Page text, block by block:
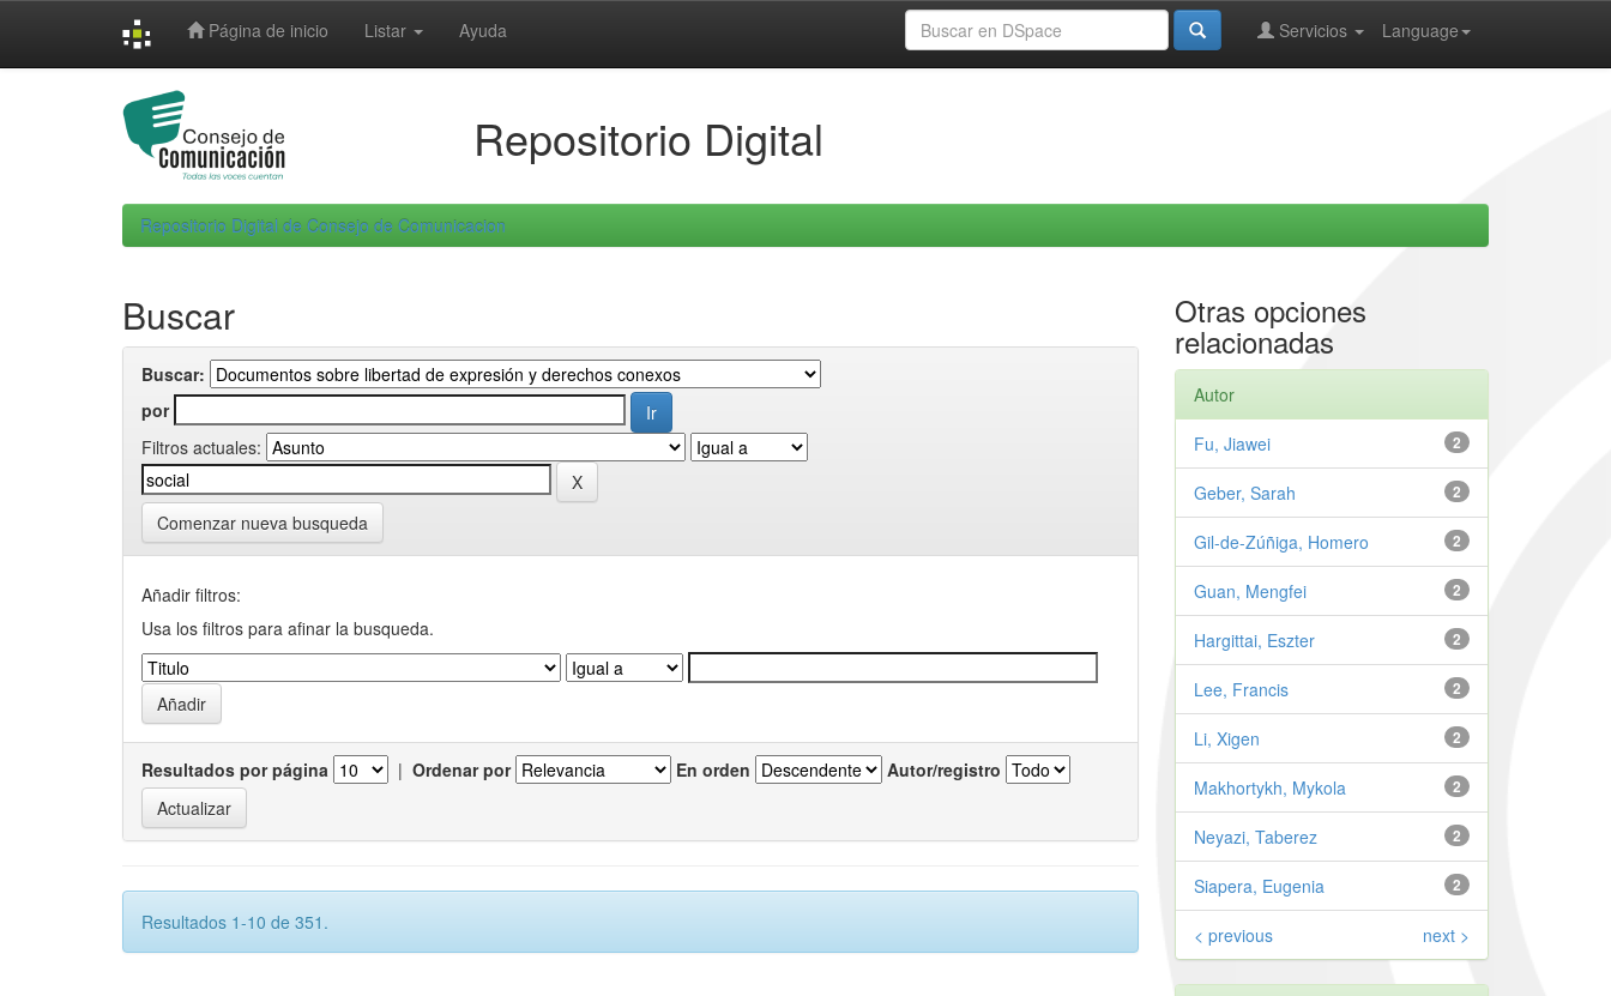
Página de inicio Listar Ayuda Language
Servicios
Repositorio Digital
Repositorio Digital de Consejo de Comunicacion
Buscar
Buscar:
por
Filtros actuales:
Comenzar nueva busqueda
Añadir filtros:
Usa los filtros para afinar la busqueda.
Resultados por página | Ordenar por En orden Autor/registro
Resultados 1-10 de 351.
Otras opciones
relacionadas
Autor
2
Fu, Jiawei
2
Geber, Sarah
2
Gil-de-Zúñiga, Homero
2
Guan, Mengfei
2
Hargittai, Eszter
2
Lee, Francis
2
Li, Xigen
2
Makhortykh, Mykola
2
Neyazi, Taberez
2
Siapera, Eugenia
< previous next >